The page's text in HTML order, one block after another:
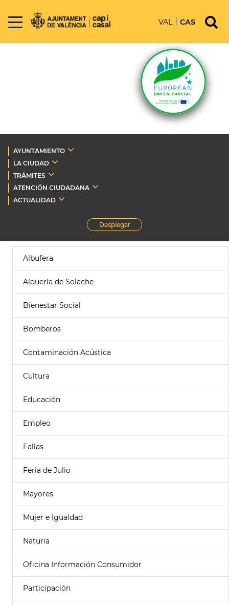
VAL CAS
AYUNTAMIENTO
LA CIUDAD
TRÁMITES
ATENCIÓN CIUDADANA
ACTUALIDAD
Desplegar
Albufera
Alquería de Solache
Bienestar Social
Bomberos
Contaminación Acústica
Cultura
Educación
Empleo
Fallas
Feria de Julio
Mayores
Mujer e Igualdad
Naturia
Oficina Información Consumidor
Participación